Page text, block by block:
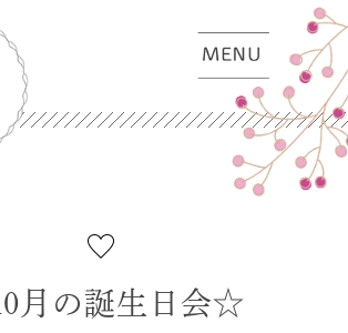
月の誕生日会☆